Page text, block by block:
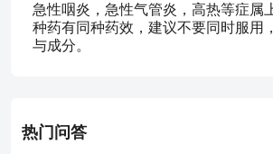
急性咽炎，急性气管炎，高热等症属
种药有同种药效，建议不要同时服用
与成分。
热门问答